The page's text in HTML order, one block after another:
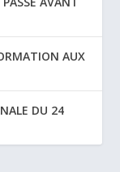
AUX
DU 24